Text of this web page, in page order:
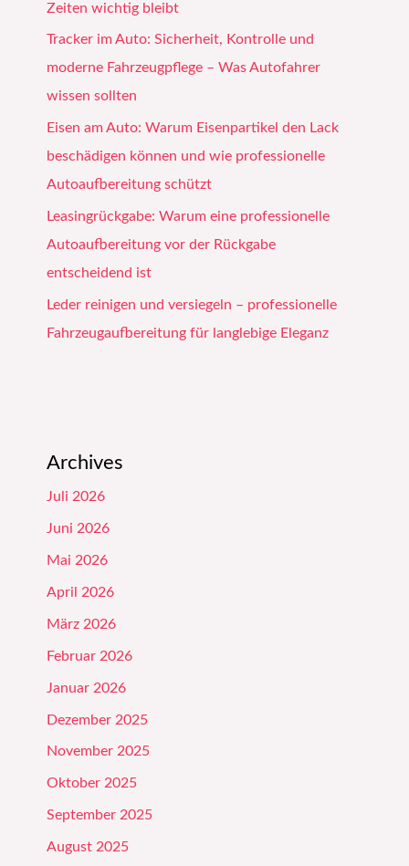
Zeiten wichtig bleibt
Tracker im Auto: Sicherheit, Kontrolle und
moderne Fahrzeugpflege – Was Autofahrer
wissen sollten
Eisen am Auto: Warum Eisenpartikel den Lack
beschädigen können und wie professionelle
Autoaufbereitung schützt
Leasingrückgabe: Warum eine professionelle
Autoaufbereitung vor der Rückgabe
entscheidend ist
Leder reinigen und versiegeln – professionelle
Fahrzeugaufbereitung für langlebige Eleganz
Archives
Juli 2026
Juni 2026
Mai 2026
April 2026
März 2026
Februar 2026
Januar 2026
Dezember 2025
November 2025
Oktober 2025
September 2025
August 2025